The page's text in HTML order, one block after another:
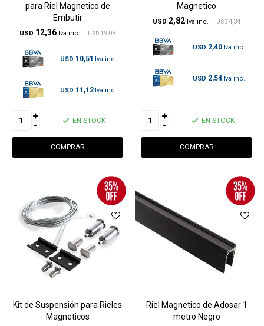
para Riel Magnetico de
Embutir
USD 12,36 USD 19,03
USD 10,51
USD 11,12
+
- EN STOCK
Magnetico
USD 2,82 USD 4,34
USD 2,40
USD 2,54
+
- EN STOCK
Kit de Suspensión para Rieles
Magneticos
Riel Magnetico de Adosar 1
metro Negro